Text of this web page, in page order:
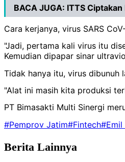
BACA JUGA: ITTS
Cara kerjanya, virus SARS
"Jadi, pertama kali virus itu
Kemudian dipapar sinar
Tidak hanya itu, virus dibunuh
"Alat ini masih kita produksi
PT Bimasakti Multi Sinergi
#Pemprov Jatim#Fintech#Emil
Berita Lainnya